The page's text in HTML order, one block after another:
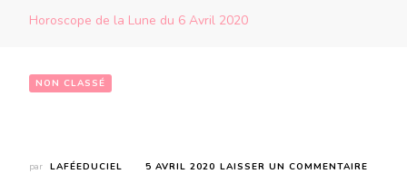
Horoscope de la Lune du 6 Avril 2020
NON CLASSÉ
par LAFÉEDUCIEL 5 AVRIL 2020 LAISSER UN COMMENTAIRE